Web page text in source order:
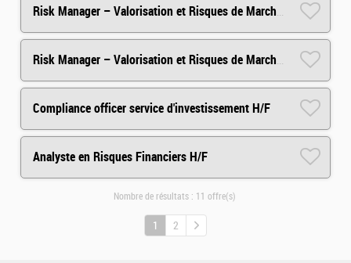
Risk Manager – Valorisation et Risques de Marché H/F
Risk Manager – Valorisation et Risques de Marché H/F
Compliance officer service d'investissement H/F
Analyste en Risques Financiers H/F
Nombre de résultats : 11 offre(s)
1 2